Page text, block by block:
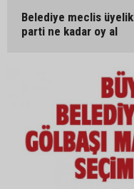
Belediye meclis
parti ne kadar oy al